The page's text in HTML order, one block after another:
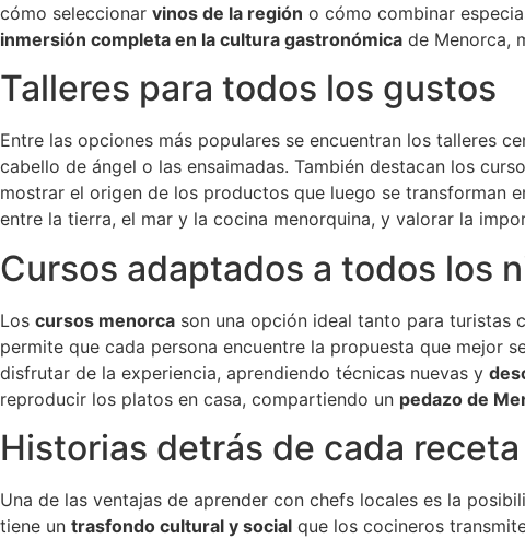
cómo seleccionar vinos de la región o cómo combinar
inmersión completa en la cultura gastronómica de Menorca,
Talleres para todos los gustos
Entre las opciones más populares se encuentran los talleres
cabello de ángel o las ensaimadas. También destacan los
mostrar el origen de los productos que luego se transforman
entre la tierra, el mar y la cocina menorquina, y valorar la
Cursos adaptados a todos los
Los cursos menorca son una opción ideal tanto para turistas
permite que cada persona encuentre la propuesta que mejor
disfrutar de la experiencia, aprendiendo técnicas nuevas y
reproducir los platos en casa, compartiendo un pedazo de
Historias detrás de cada receta
Una de las ventajas de aprender con chefs locales es la
tiene un trasfondo cultural y social que los cocineros